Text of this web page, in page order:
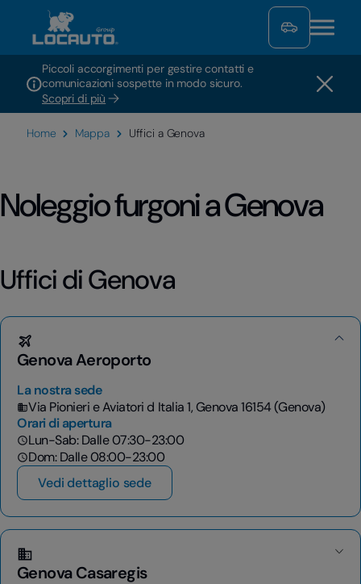
Piccoli accorgimenti per gestire contatti e
comunicazioni sospette in modo sicuro.
Scopri di più
Home Mappa Uffici a Genova
Noleggio furgoni a Genova
Uffici di Genova
Genova Aeroporto
La nostra sede
Via Pionieri e Aviatori d Italia 1, Genova 16154 (Genova)
Orari di apertura
Lun-Sab: Dalle 07:30-23:00
Dom: Dalle 08:00-23:00
Vedi dettaglio sede
Genova Casaregis